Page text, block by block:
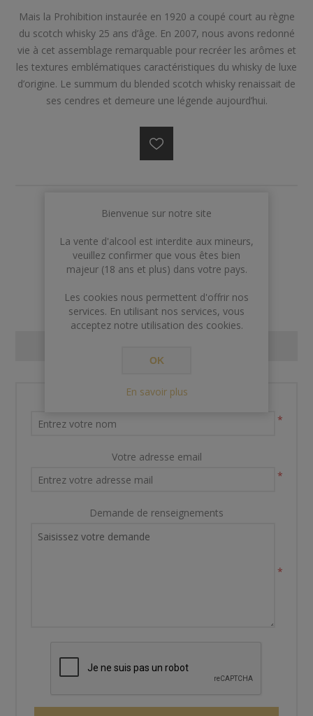
Mais la Prohibition instaurée en 1920 a coupé court au règne
du scotch whisky 25 ans d’âge. En 2007, nous avons redonné
vie à cet assemblage remarquable pour recréer les arômes et
les textures emblématiques caractéristiques du whisky de luxe
d’origine. Le summum du blended scotch whisky renaissait de
ses cendres et demeure une légende aujourd’hui.
€335,00
AJOUTER AU PANIER
Nom et prénom
*
Votre adresse email
*
Demande de renseignements
*
Bienvenue sur notre site
La vente d'alcool est interdite aux mineurs,
veuillez confirmer que vous êtes bien
majeur (18 ans et plus) dans votre pays.
Les cookies nous permettent d'offrir nos
services. En utilisant nos services, vous
acceptez notre utilisation des cookies.
OK
En savoir plus